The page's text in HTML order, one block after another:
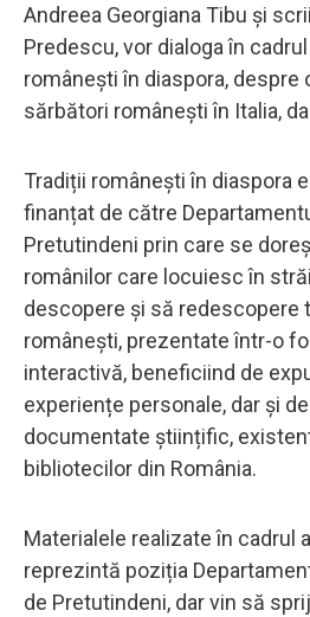
Andreea Georgiana Tibu și
Predescu, vor dialoga în
românești în diaspora, despre
sărbători românești în Italia,
Tradiții românești în diaspora
finanțat de către
Pretutindeni prin care se
românilor care locuiesc în
descopere și să redescopere
românești, prezentate într-o
interactivă, beneficiind de
experiențe personale, dar și
documentate științific,
bibliotecilor din România.
Materialele realizate în cadrul
reprezintă poziția
de Pretutindeni, dar vin să